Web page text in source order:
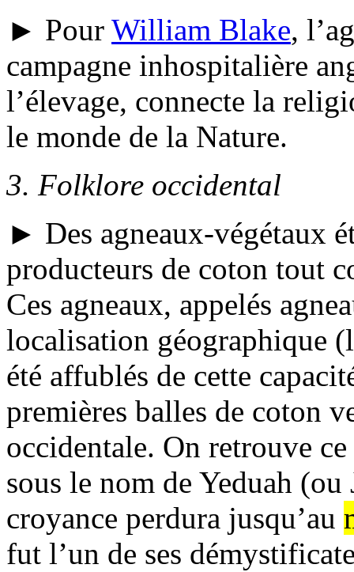
► Pour William Blake,
campagne inhospitalière
l’élevage, connecte la
le monde de la Nature.
3. Folklore occidental
► Des agneaux-végétaux
producteurs de coton tout
Ces agneaux, appelés
localisation géographique
été affublés de cette
premières balles de coton
occidentale. On retrouve
sous le nom de Yeduah
croyance perdura jusqu’au
fut l’un de ses